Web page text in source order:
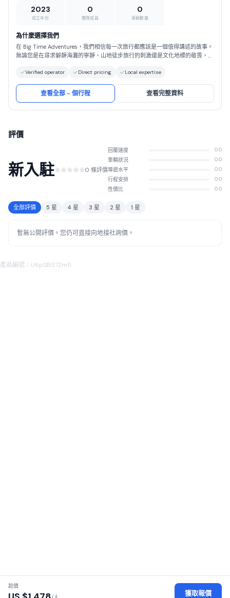
2023
成立年份
0
團隊成員
0
車輛數量
為什麼選擇我們
在 Big Time Adventures，我們相信每一次旅行都應該是一個值得講述的故事。
無論您是在尋求僻靜海灘的寧靜、山地徒步旅行的刺激還是文化地標的敬畏，我
和負責任的旅遊為基礎的旅行體驗。我們以精心的規劃、對細節的關注以及對如
的照顧，可以完全放心地自由享受世界的奇蹟。
Verified operator Direct pricing Local expertise
查看全部 - 個行程 查看完整資料
評價
新入駐 0 條評價
回覆速度 0.0
車輛狀況 0.0
導遊水平 0.0
行程安排 0.0
性價比 0.0
全部評價 5 星 4 星 3 星 2 星 1 星
暫無公開評價。您仍可直接向地接社詢價。
產品編號：U6pSB57Zm5
起價
獲取報價